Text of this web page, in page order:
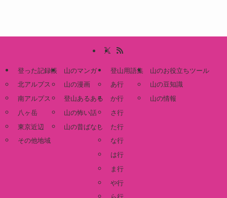
登った記録帳
北アルプス
南アルプス
八ヶ岳
東京近辺
その他地域
山のマンガ
山の漫画
登山あるある
山の怖い話
山の昔ばなし
登山用語集
あ行
か行
さ行
た行
な行
は行
ま行
や行
山のお役立ちツール
山の豆知識
山の情報